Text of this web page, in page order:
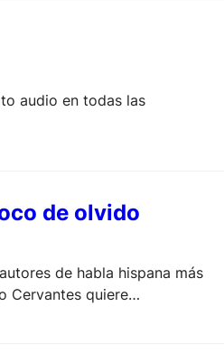
audio en todas las
de olvido
de habla hispana más
Cervantes quiere